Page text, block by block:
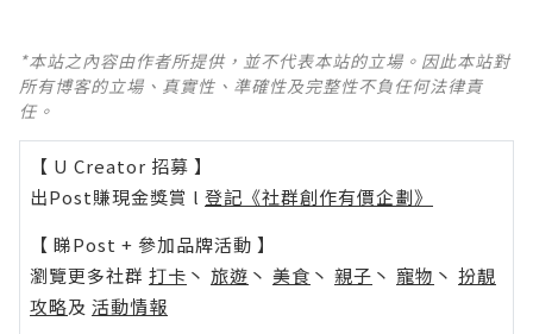
*本站之內容由作者所提供，並不代表本站的立場。因此本站對
所有博客的立場、真實性、準確性及完整性不負任何法律責
任。
【 U Creator 招募 】
出Post賺現金獎賞 l 登記《社群創作有價企劃》
【 睇Post + 參加品牌活動 】
瀏覽更多社群 打卡 丶 旅遊 丶 美食 丶 親子 丶 寵物 丶 扮靚
攻略及 活動情報